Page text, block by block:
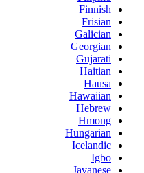
Finnish
Frisian
Galician
Georgian
Gujarati
Haitian
Hausa
Hawaiian
Hebrew
Hmong
Hungarian
Icelandic
Igbo
Javanese